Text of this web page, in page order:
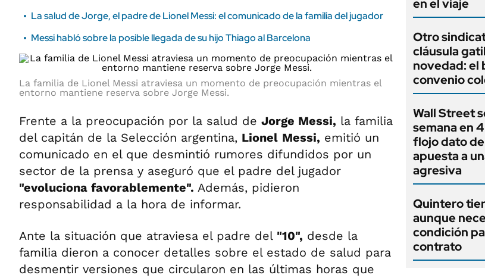
La salud de Jorge, el padre de Lionel Messi: el comunicado de la familia del jugador
Messi habló sobre la posible llegada de su hijo Thiago al Barcelona
La familia de Lionel Messi atraviesa un momento de preocupación mientras el
entorno mantiene reserva sobre Jorge Messi.
Frente a la preocupación por la salud de Jorge Messi, la familia
del capitán de la Selección argentina, Lionel Messi, emitió un
comunicado en el que desmintió rumores difundidos por un
sector de la prensa y aseguró que el padre del jugador
"evoluciona favorablemente". Además, pidieron
responsabilidad a la hora de informar.
Ante la situación que atraviesa el padre del "10", desde la
familia dieron a conocer detalles sobre el estado de salud para
desmentir versiones que circularon en las últimas horas que
en el viaje
Otro
cláusula
novedad: el
convenio
Wall Street
semana en
flojo dato
apuesta a
agresiva
Quintero
aunque
condición
contrato